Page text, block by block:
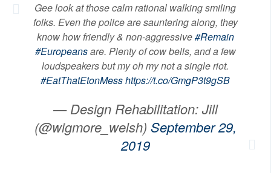
Gee look at those calm rational walking smiling
folks. Even the police are sauntering along, they
know how friendly & non-aggressive#Remain
#Europeansare. Plenty of cow bells, and a few
loudspeakers but my oh my not a single riot.
#EatThatEtonMesshttps://t.co/GmgP3t9gSB
— Design Rehabilitation: Jill
(@wigmore_welsh) September 29,
2019